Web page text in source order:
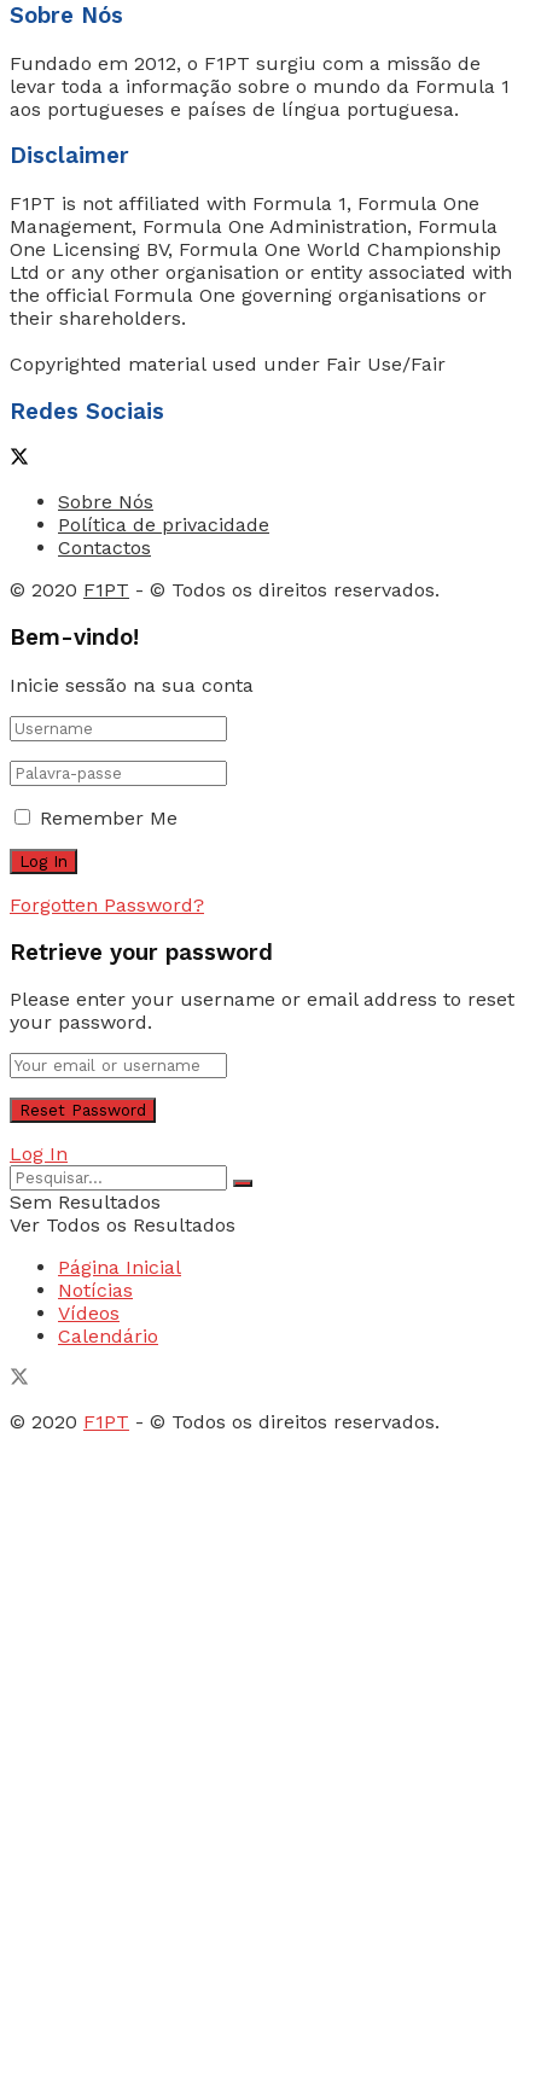
Sobre Nós
Fundado em 2012, o F1PT surgiu com a missão de
levar toda a informação sobre o mundo da Formula 1
aos portugueses e países de língua portuguesa.
Disclaimer
F1PT is not affiliated with Formula 1, Formula One
Management, Formula One Administration, Formula
One Licensing BV, Formula One World Championship
Ltd or any other organisation or entity associated with
the official Formula One governing organisations or
their shareholders.
Copyrighted material used under Fair Use/Fair
Redes Sociais
Sobre Nós
Política de privacidade
Contactos
© 2020 F1PT - © Todos os direitos reservados.
Bem-vindo!
Inicie sessão na sua conta
Remember Me
Forgotten Password?
Retrieve your password
Please enter your username or email address to reset
your password.
Log In
Sem Resultados
Ver Todos os Resultados
Página Inicial
Notícias
Vídeos
Calendário
© 2020 F1PT - © Todos os direitos reservados.